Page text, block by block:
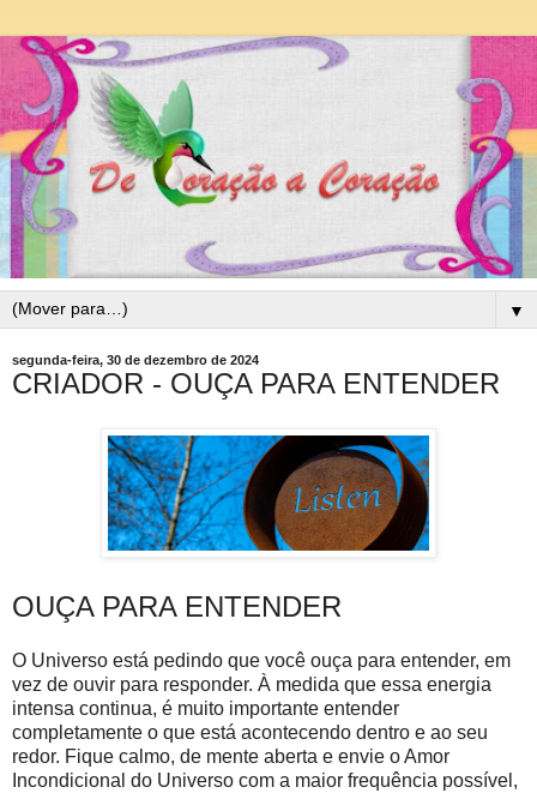
▼
segunda-feira, 30 de dezembro de 2024
CRIADOR - OUÇA PARA ENTENDER
OUÇA PARA ENTENDER
O Universo está pedindo que você ouça para entender, em
vez de ouvir para responder. À medida que essa energia
intensa continua, é muito importante entender
completamente o que está acontecendo dentro e ao seu
redor. Fique calmo, de mente aberta e envie o Amor
Incondicional do Universo com a maior frequência possível,